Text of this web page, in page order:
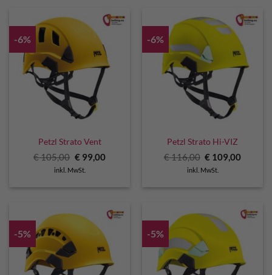
-6%
Petzl Strato Vent
€105,00 Ursprünglicher
Preis
war:
€99,00Aktueller
inkl. MwSt.
-6%
Petzl Strato Hi-VIZ
€116,00 Ursprünglicher
war:
€ 109,00
inkl. MwSt.
-5% -5%